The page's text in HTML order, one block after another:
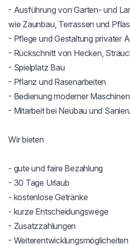
- Ausführung von Garten- und
wie Zaunbau, Terrassen und
- Pflege und Gestaltung privater
- Rückschnitt von Hecken,
- Spielplatz Bau
- Pflanz und Rasenarbeiten
- Bedienung moderner
- Mitarbeit bei Neubau und
Wir bieten
- gute und faire Bezahlung
- 30 Tage Urlaub
- kostenlose Getränke
- kurze Entscheidungswege
- Zusatzzahlungen
- Weiterentwicklungsmöglicheiten